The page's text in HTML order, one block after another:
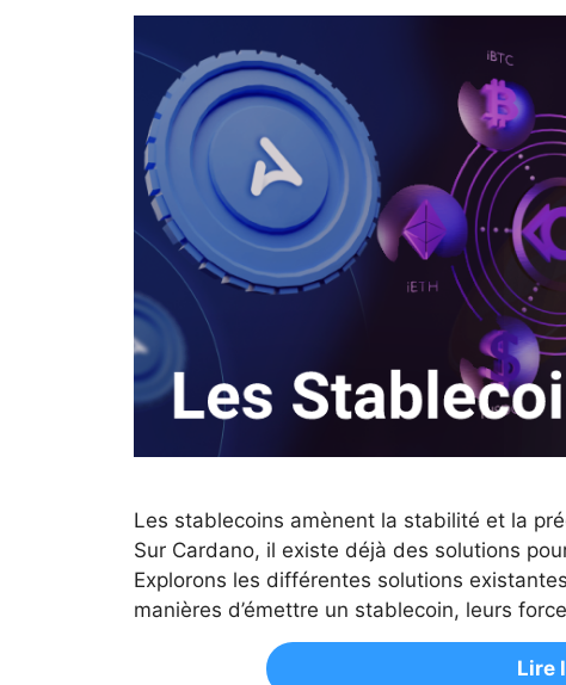
Les stablecoins amènent la stabilité et la
Sur Cardano, il existe déjà des solutions
Explorons les différentes solutions
manières d’émettre un stablecoin, leurs
Lire